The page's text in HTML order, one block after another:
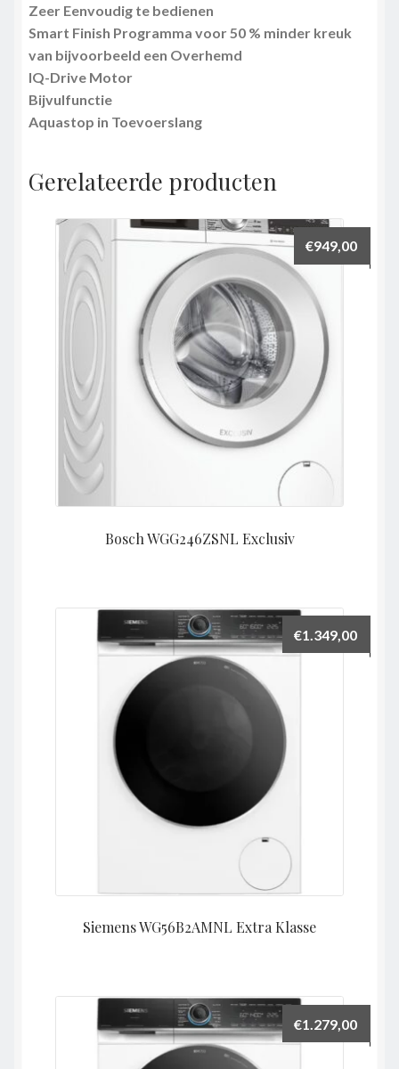
Zeer Eenvoudig te bedienen
Smart Finish Programma voor 50 % minder kreuk
van bijvoorbeeld een Overhemd
IQ-Drive Motor
Bijvulfunctie
Aquastop in Toevoerslang
Gerelateerde producten
Bosch WGG246ZSNL Exclusiv
€949,00
Siemens WG56B2AMNL Extra Klasse
€1.349,00
€1.279,00